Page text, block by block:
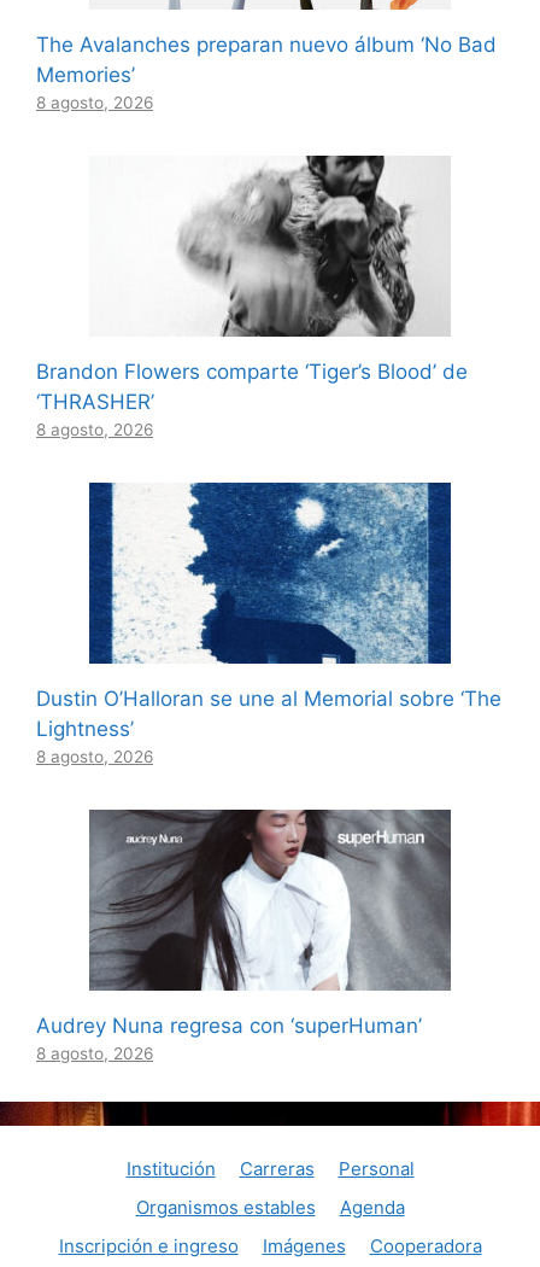
The Avalanches preparan nuevo álbum ‘No Bad
Memories’
8 agosto, 2026
Brandon Flowers comparte ‘Tiger’s Blood’ de
‘THRASHER’
8 agosto, 2026
Dustin O’Halloran se une al Memorial sobre ‘The
Lightness’
8 agosto, 2026
Audrey Nuna regresa con ‘superHuman’
8 agosto, 2026
Institución Carreras
Personal
Organismos estables
Agenda
Inscripción e ingreso
Imágenes Cooperadora